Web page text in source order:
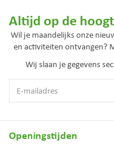
Altijd op de
Wil je maandelijks onze
en activiteiten ontvangen?
Wij slaan je gegevens
Openingstijden